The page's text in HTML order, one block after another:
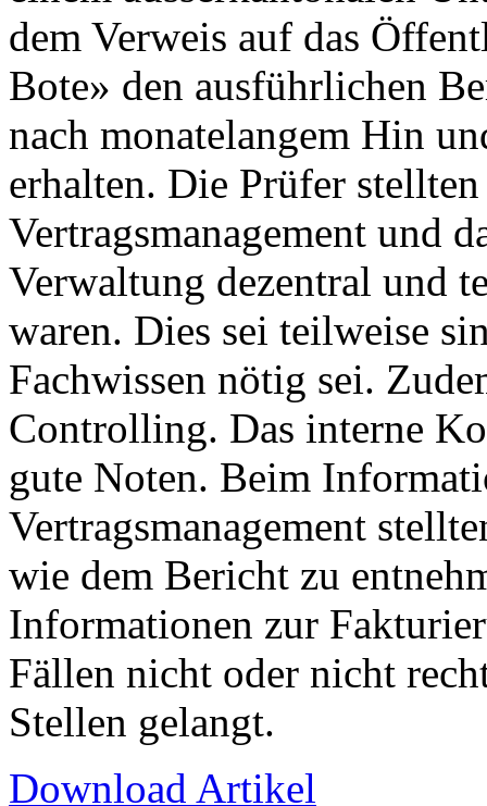
dem Verweis auf das
Bote» den ausführlichen
nach monatelangem Hin
erhalten. Die Prüfer stellten
Vertragsmanagement und
Verwaltung dezentral und
waren. Dies sei teilweise
Fachwissen nötig sei.
Controlling. Das interne
gute Noten. Beim
Vertragsmanagement
wie dem Bericht zu
Informationen zur
Fällen nicht oder nicht
Stellen gelangt.
Download Artikel